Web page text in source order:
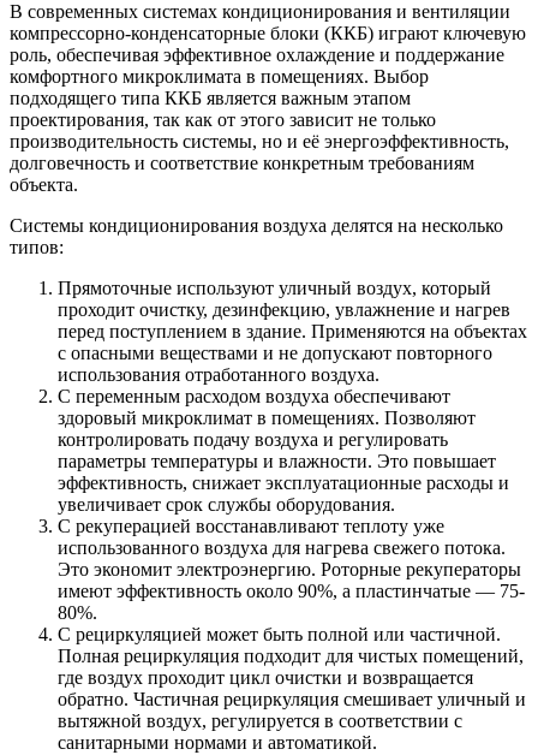
В современных системах кондиционирования и вентиляции
компрессорно-конденсаторные блоки (ККБ) играют ключевую
роль, обеспечивая эффективное охлаждение и поддержание
комфортного микроклимата в помещениях. Выбор
подходящего типа ККБ является важным этапом
проектирования, так как от этого зависит не только
производительность системы, но и её энергоэффективность,
долговечность и соответствие конкретным требованиям
объекта.
Системы кондиционирования воздуха делятся на несколько
типов:
Прямоточные используют уличный воздух, который
проходит очистку, дезинфекцию, увлажнение и нагрев
перед поступлением в здание. Применяются на объектах
с опасными веществами и не допускают повторного
использования отработанного воздуха.
С переменным расходом воздуха обеспечивают
здоровый микроклимат в помещениях. Позволяют
контролировать подачу воздуха и регулировать
параметры температуры и влажности. Это повышает
эффективность, снижает эксплуатационные расходы и
увеличивает срок службы оборудования.
С рекуперацией восстанавливают теплоту уже
использованного воздуха для нагрева свежего потока.
Это экономит электроэнергию. Роторные рекуператоры
имеют эффективность около 90%, а пластинчатые — 75-
80%.
С рециркуляцией может быть полной или частичной.
Полная рециркуляция подходит для чистых помещений,
где воздух проходит цикл очистки и возвращается
обратно. Частичная рециркуляция смешивает уличный и
вытяжной воздух, регулируется в соответствии с
санитарными нормами и автоматикой.